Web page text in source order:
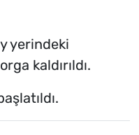
yerindeki
kaldırıldı.